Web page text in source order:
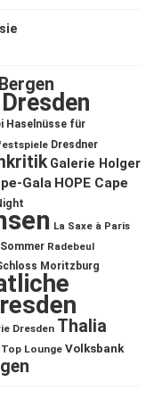
Bergen
Haselnüsse für
Dresdner
Galerie Holger
Gala HOPE Cape
La Saxe à Paris
Radebeul
Moritzburg
Dresden Thalia
Top Lounge Volksbank